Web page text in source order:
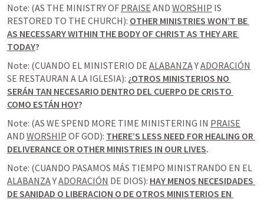
Note: (AS THE MINISTRY OF PRAISE AND WORSHIP IS
RESTORED TO THE CHURCH): OTHER MINISTRIES WON’T BE
AS NECESSARY WITHIN THE BODY OF CHRIST AS THEY ARE
TODAY?
Note: (CUANDO EL MINISTERIO DE ALABANZA Y ADORACIÓN
SE RESTAURAN A LA IGLESIA): ¿OTROS MINISTERIOS NO
SERÁN TAN NECESARIO DENTRO DEL CUERPO DE CRISTO
COMO ESTÁN HOY?
Note: (AS WE SPEND MORE TIME MINISTERING IN PRAISE
AND WORSHIP OF GOD): THERE’S LESS NEED FOR HEALING OR
DELIVERANCE OR OTHER MINISTRIES IN OUR LIVES.
ALABANZA Y ADORACIÓN DE DIOS): HAY MENOS NECESIDADES
DE SANIDAD O LIBERACION O DE OTROS MINISTERIOS EN